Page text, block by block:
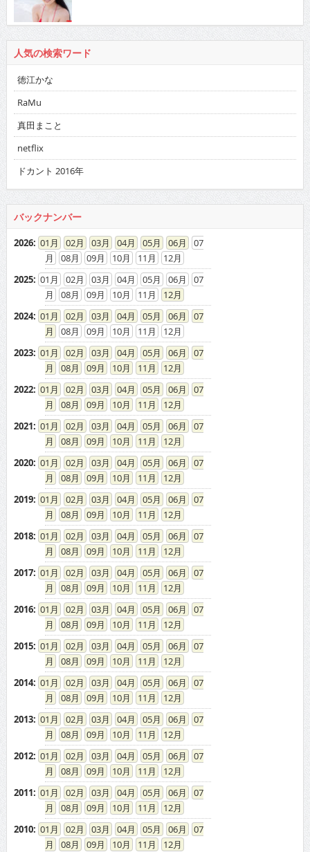
人気の検索ワード
徳江かな
RaMu
真田まこと
netflix
ドカント 2016年
バックナンバー
2026: 01 02 03 04 05 06
07
08
09 10 11
12
2025: 01 02 03 04 05 06
07
08
09 10 11
12
2024: 01 02 03 04 05 06
07
08
09 10 11
12
2023: 01 02 03 04 05 06
07
08
09 10 11
12
2022: 01 02 03 04 05 06
07
08
09 10 11
12
2021: 01 02 03 04 05 06
07
08
09 10 11
12
2020: 01 02 03 04 05 06
07
08
09 10 11
12
2019: 01 02 03 04 05 06
07
08
09 10 11
12
2018: 01 02 03 04 05 06
07
08
09 10 11
12
2017: 01 02 03 04 05 06
07
08
09 10 11
12
2016: 01 02 03 04 05 06
07
08
09 10 11
12
2015: 01 02 03 04 05 06
07
08
09 10 11
12
2014: 01 02 03 04 05 06
07
08
09 10 11
12
2013: 01 02 03 04 05 06
07
08
09 10 11
12
2012: 01 02 03 04 05 06
07
08
09 10 11
12
2011: 01 02 03 04 05 06
07
08
09 10 11
12
2010: 01 02 03 04 05 06
07
08
09 10 11
12